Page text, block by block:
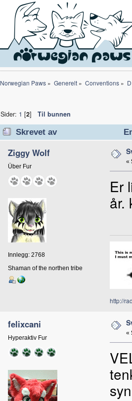
Norwegian Paws » Generelt» Conventions»
Sider: 1 [2] Til bunnen
Skrevet av
Ziggy Wolf
Über Fur
Innlegg: 2768
Shaman of the northen tribe
«
Er
år.
http://
felixcani
Hyperaktiv Fur
«